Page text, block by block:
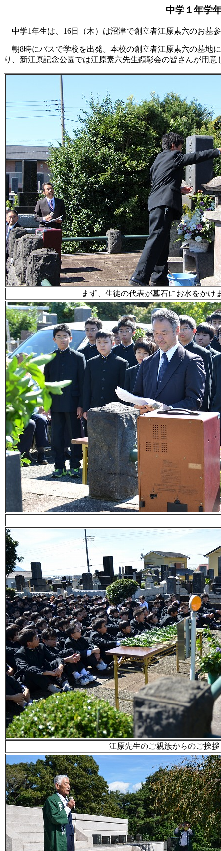
中学１年学
中学1年生は、16日（木）は沼津で創立者江原素六のお墓
朝8時にバスで学校を出発。本校の創立者江原素六の墓地
り、新江原記念公園では江原素六先生顕彰会の皆さんが用
まず、生徒の代表が墓石にお水をかけ
江原先生のご親族からのご挨拶